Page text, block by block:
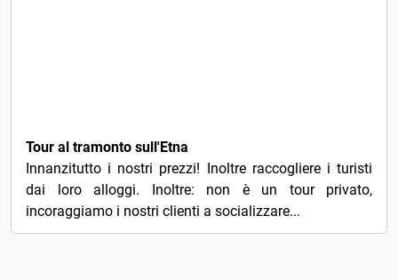
Tour al tramonto sull'Etna
Innanzitutto i nostri prezzi! Inoltre raccogliere i turisti
dai loro alloggi. Inoltre: non è un tour privato,
incoraggiamo i nostri clienti a socializzare...